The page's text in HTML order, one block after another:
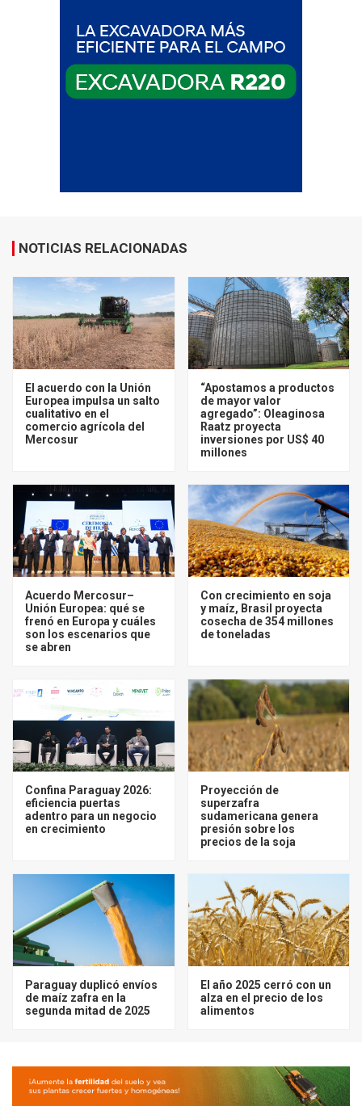
NOTICIAS RELACIONADAS
El acuerdo con la Unión
Europea impulsa un salto
cualitativo en el
comercio agrícola del
Mercosur
“Apostamos a productos
de mayor valor
agregado”: Oleaginosa
Raatz proyecta
inversiones por US$ 40
millones
Acuerdo Mercosur–
Unión Europea: qué se
frenó en Europa y cuáles
son los escenarios que
se abren
Con crecimiento en soja
y maíz, Brasil proyecta
cosecha de 354 millones
de toneladas
Confina Paraguay 2026:
eficiencia puertas
adentro para un negocio
en crecimiento
Proyección de
superzafra
sudamericana genera
presión sobre los
precios de la soja
Paraguay duplicó envíos
de maíz zafra en la
segunda mitad de 2025
El año 2025 cerró con un
alza en el precio de los
alimentos